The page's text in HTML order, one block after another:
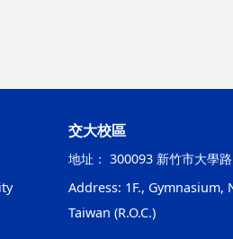
交大校區
地址： 300093 新竹市大學
Address: 1F., Gymnasium,
Taiwan (R.O.C.)